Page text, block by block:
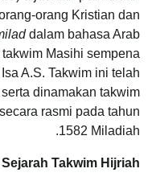
orang Kristian dan
dalam bahasa Arab
takwim Masihi sempena
A.S. Takwim ini telah
dinamakan takwim
rasmi pada tahun
1582 Miladiah.
Sejarah Takwim Hijriah